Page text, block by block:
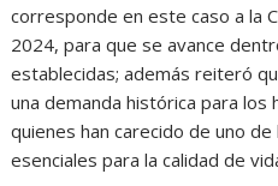
corresponde en este caso a la
2024, para que se avance
establecidas; además reiteró
una demanda histórica para
quienes han carecido de uno
esenciales para la calidad de